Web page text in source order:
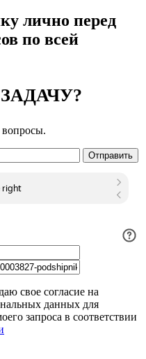
лично перед
по всей
свое согласие на
данных для
запроса в соответствии